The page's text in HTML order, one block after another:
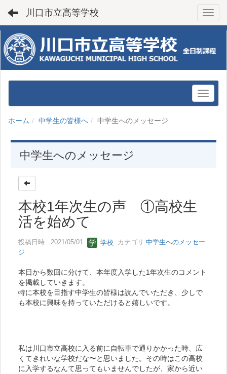
川口市立高等学校
ホーム 中学生の皆様へ 中学生へのメッセージ
中学生へのメッセージ
本校1年次生の声 ①高校生
活を始めて
投稿日時 : 2021/05/01 学校 カテゴリ:中学生へのメッセー
ジ
本日から数回に分けて、本年度入学した1年次生のコメント
を掲載していきます。
特に本校を目指す中学生の皆様は読んでいただき、少しで
も本校に興味を持っていただけると嬉しいです。
私は川口市立高校に入る前に自転車で通りかかった時、広
くてきれいな学校だな〜と思いました。その時はこの高校
に入学するなんて思ってもいませんでしたが、家から近い